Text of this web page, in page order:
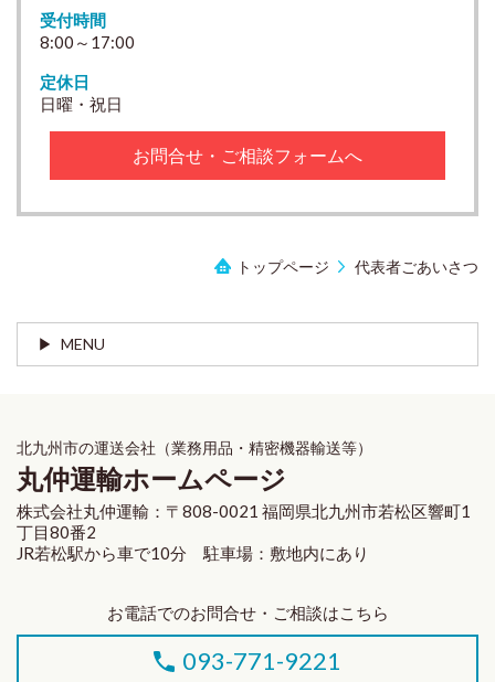
受付時間
8:00～17:00
定休日
日曜・祝日
お問合せ・ご相談フォームへ
トップページ 代表者ごあいさつ
MENU
北九州市の運送会社（業務用品・精密機器輸送等）
丸仲運輸ホームページ
株式会社丸仲運輸：〒808-0021 福岡県北九州市若松区響町1
丁目80番2
JR若松駅から車で10分 駐車場：敷地内にあり
お電話でのお問合せ・ご相談はこちら
093-771-9221